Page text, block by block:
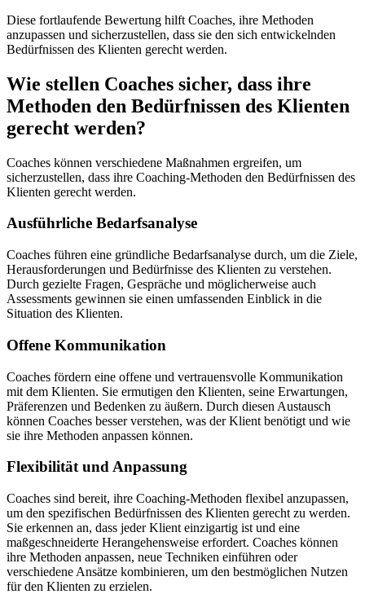
Diese fortlaufende Bewertung hilft Coaches, ihre Methoden
anzupassen und sicherzustellen, dass sie den sich entwickelnden
Bedürfnissen des Klienten gerecht werden.
Wie stellen Coaches sicher, dass ihre
Methoden den Bedürfnissen des Klienten
gerecht werden?
Coaches können verschiedene Maßnahmen ergreifen, um
sicherzustellen, dass ihre Coaching-Methoden den Bedürfnissen des
Klienten gerecht werden.
Ausführliche Bedarfsanalyse
Coaches führen eine gründliche Bedarfsanalyse durch, um die Ziele,
Herausforderungen und Bedürfnisse des Klienten zu verstehen.
Durch gezielte Fragen, Gespräche und möglicherweise auch
Assessments gewinnen sie einen umfassenden Einblick in die
Situation des Klienten.
Offene Kommunikation
Coaches fördern eine offene und vertrauensvolle Kommunikation
mit dem Klienten. Sie ermutigen den Klienten, seine Erwartungen,
Präferenzen und Bedenken zu äußern. Durch diesen Austausch
können Coaches besser verstehen, was der Klient benötigt und wie
sie ihre Methoden anpassen können.
Flexibilität und Anpassung
Coaches sind bereit, ihre Coaching-Methoden flexibel anzupassen,
um den spezifischen Bedürfnissen des Klienten gerecht zu werden.
Sie erkennen an, dass jeder Klient einzigartig ist und eine
maßgeschneiderte Herangehensweise erfordert. Coaches können
ihre Methoden anpassen, neue Techniken einführen oder
verschiedene Ansätze kombinieren, um den bestmöglichen Nutzen
für den Klienten zu erzielen.